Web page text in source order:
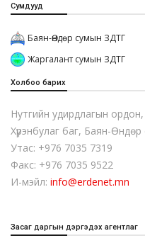
Сумдууд
Баян-Өндөр сумын ЗДТГ
Жаргалант сумын ЗДТГ
Холбоо барих
Нутгийн удирдлагын
Хүрэнбулаг баг, Баян-
Утас: +976 7035 7319
Факс: +976 7035 9522
И-мэйл: info@erdenet.mn
Засаг даргын дэргэдэх агентлаг